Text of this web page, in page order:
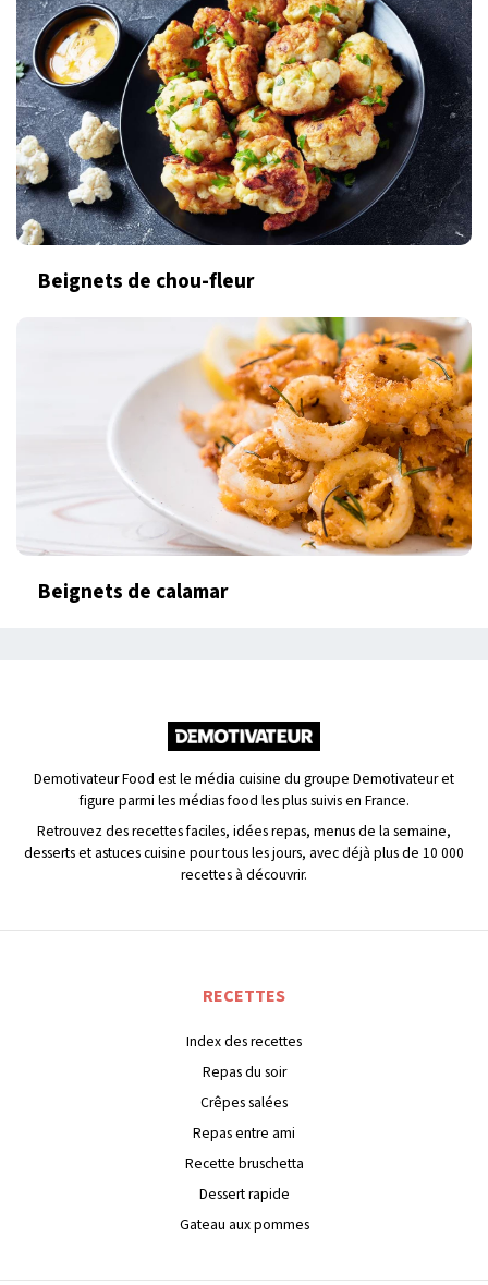
Beignets de chou-fleur
Beignets de calamar
Demotivateur Food est le média cuisine du groupe Demotivateur et
figure parmi les médias food les plus suivis en France.
Retrouvez des recettes faciles, idées repas, menus de la semaine,
desserts et astuces cuisine pour tous les jours, avec déjà plus de 10 000
recettes à découvrir.
RECETTES
Index des recettes
Repas du soir
Crêpes salées
Repas entre ami
Recette bruschetta
Dessert rapide
Gateau aux pommes